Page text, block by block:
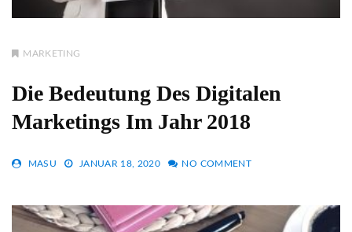
MARKETING
Die Bedeutung Des Digitalen
Marketings Im Jahr 2018
MASU JANUAR 18, 2020 NO COMMENT